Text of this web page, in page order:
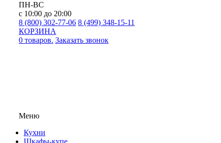
ПН-ВС
с 10:00 до 20:00
8 (800) 302-77-06 8 (499) 348-15-11
КОРЗИНА
0 товаров. Заказать звонок
Меню
Кухни
Шкафы-купе